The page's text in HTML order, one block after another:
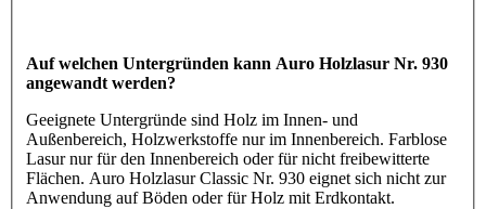
Auf welchen Untergründen kann Auro Holzlasur Nr. 930
angewandt werden?
Geeignete Untergründe sind Holz im Innen- und
Außenbereich, Holzwerkstoffe nur im Innenbereich. Farblose
Lasur nur für den Innenbereich oder für nicht freibewitterte
Flächen. Auro Holzlasur Classic Nr. 930 eignet sich nicht zur
Anwendung auf Böden oder für Holz mit Erdkontakt.